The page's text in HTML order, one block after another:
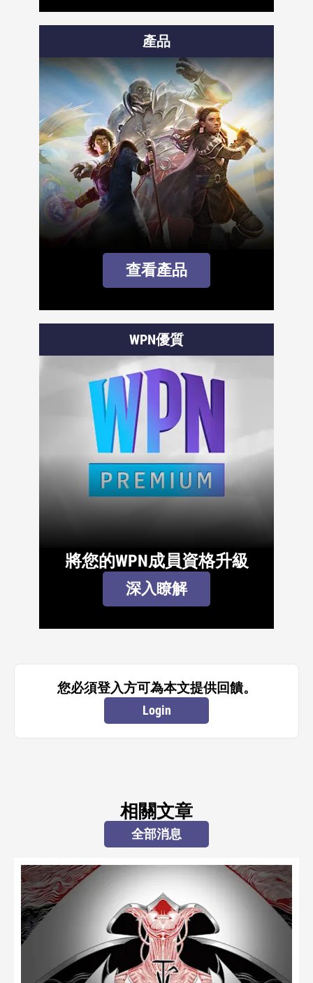
產品
查看產品
WPN優質
將您的WPN成員資格升級
深入瞭解
您必須登入方可為本文提供回饋。
Login
相關文章
全部消息